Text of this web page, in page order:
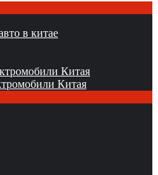
в китае
Китая
Китая